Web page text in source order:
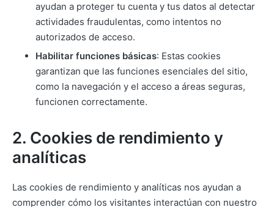
ayudan a proteger tu cuenta y tus datos al detectar
actividades fraudulentas, como intentos no
autorizados de acceso.
Habilitar funciones básicas: Estas cookies
garantizan que las funciones esenciales del sitio,
como la navegación y el acceso a áreas seguras,
funcionen correctamente.
2. Cookies de rendimiento y
analíticas
Las cookies de rendimiento y analíticas nos ayudan a
comprender cómo los visitantes interactúan con nuestro